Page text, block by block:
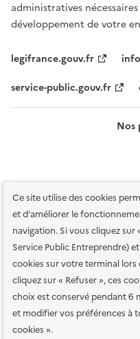
Ce site utilise des cookies
et d'améliorer le
navigation. Si vous cliquez sur
Service Public Entreprendre)
cookies sur votre terminal lors
cliquez sur « Refuser », ces
choix est conservé pendant 6
et modifier vos préférences à
cookies ».
administratives
développement de votre
legifrance.gouv.fr
service-public.gouv.fr
Nos
Plan du site Accessibilité :
services en ligne
Mentions
Conditions générales d'utilisation
Paramètres d'affichage